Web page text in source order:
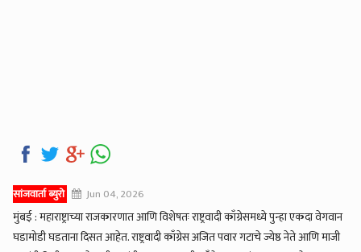
सांजवार्ता ब्युरो Jun 04, 2026
मुंबई : महाराष्ट्राच्या राजकारणात आणि विशेषतः राष्ट्रवादी काँग्रेसमध्ये पुन्हा एकदा वेगवान
घडामोडी घडताना दिसत आहेत. राष्ट्रवादी काँग्रेस अजित पवार गटाचे ज्येष्ठ नेते आणि माजी